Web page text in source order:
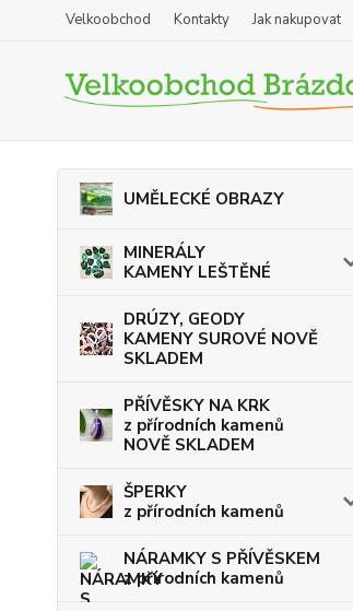
Velkoobchod Kontakty Jak nakupovat
UMĚLECKÉ OBRAZY
MINERÁLY
KAMENY LEŠTĚNÉ
DRÚZY, GEODY
KAMENY SUROVÉ NOVĚ
SKLADEM
PŘÍVĚSKY NA KRK
z přírodních kamenů
NOVĚ SKLADEM
ŠPERKY
z přírodních kamenů
NÁRAMKY S PŘÍVĚSKEM
z přírodních kamenů